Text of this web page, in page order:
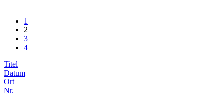
1
2
3
4
Titel
Datum
Ort
Nr.